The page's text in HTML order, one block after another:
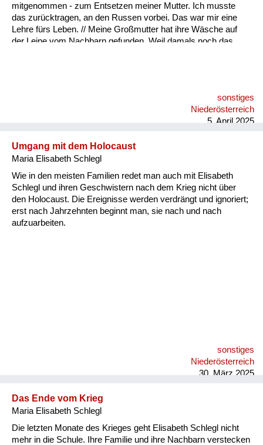
mitgenommen - zum Entsetzen meiner Mutter. Ich musste
das zurücktragen, an den Russen vorbei. Das war mir eine
Lehre fürs Leben. // Meine Großmutter hat ihre Wäsche auf
der Leine vom Nachbarn gefunden. Weil damals noch das
sonstiges
Niederösterreich
5. April 2025
Umgang mit dem Holocaust
Maria Elisabeth Schlegl
Wie in den meisten Familien redet man auch mit Elisabeth
Schlegl und ihren Geschwistern nach dem Krieg nicht über
den Holocaust. Die Ereignisse werden verdrängt und ignoriert;
erst nach Jahrzehnten beginnt man, sie nach und nach
aufzuarbeiten.
sonstiges
Niederösterreich
30. März 2025
Das Ende vom Krieg
Maria Elisabeth Schlegl
Die letzten Monate des Krieges geht Elisabeth Schlegl nicht
mehr in die Schule. Ihre Familie und ihre Nachbarn verstecken